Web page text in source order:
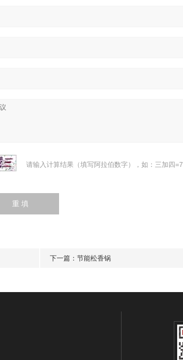
请输入计算结果（填写阿拉伯数字），如：三加四=7
下一篇： 节能松香锅